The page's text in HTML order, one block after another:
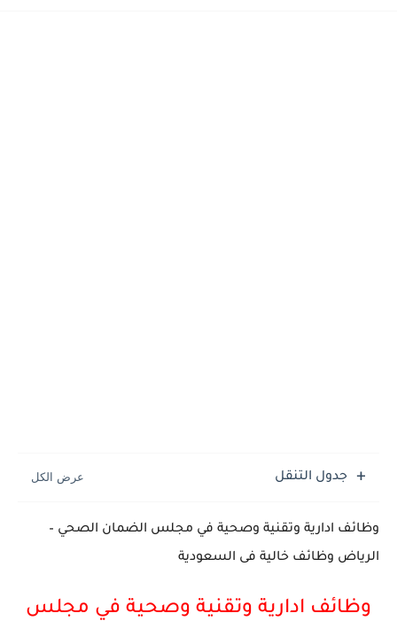
جدول التنقل
وظائف ادارية وتقنية وصحية في مجلس الضمان الصحي –
الرياض وظائف خالية فى السعودية
وظائف ادارية وتقنية وصحية في مجلس